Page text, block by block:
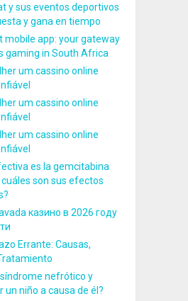
y sus eventos deportivos
y gana en tiempo
mobile app: your gateway
gaming in South Africa
um cassino online
um cassino online
um cassino online
es la gemcitabina
son sus efectos
казино в 2026 году
Errante: Causas,
nefrótico y
un niño a causa de él?